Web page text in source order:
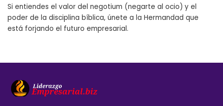
Si entiendes el valor del negotium (negarte al ocio) y el
poder de la disciplina bíblica, únete a la Hermandad que
está forjando el futuro empresarial.